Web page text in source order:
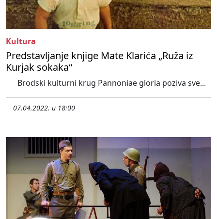
Kultura
Predstavljanje knjige Mate Klarića „Ruža iz
Kurjak sokaka“
Brodski kulturni krug Pannoniae gloria poziva sve...
07.04.2022. u 18:00